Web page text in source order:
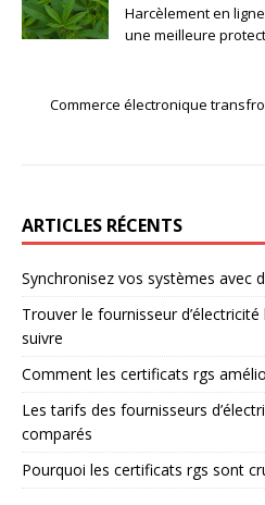
Harcèlement en
une meilleure
Commerce électronique
ARTICLES RÉCENTS
Synchronisez vos systèmes avec
Trouver le fournisseur
suivre
Comment les certificats rgs
Les tarifs des fournisseurs
comparés
Pourquoi les certificats rgs sont